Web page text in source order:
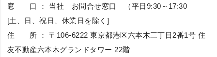
窓 口 ： 当社 お問合せ窓口 （平日9:30～17:30
[土、日、祝日、休業日を除く]
住 所 ： 〒106-6222 東京都港区六本木三丁目2番1号 住
友不動産六本木グランドタワー 22階